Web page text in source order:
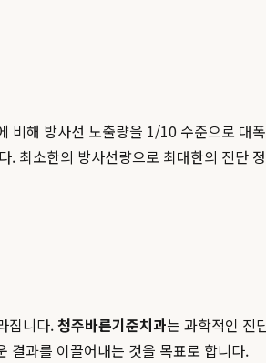
비해 방사선 노출량을 1/10 수준으로 대
최소한의 방사선량으로 최대한의 진단
집니다.청주바른기준치과는 과학적인 진
결과를 이끌어내는 것을 목표로 합니다.